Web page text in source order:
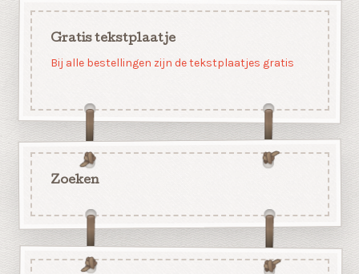
Gratis tekstplaatje
Bij alle bestellingen zijn de tekstplaatjes gratis
Zoeken